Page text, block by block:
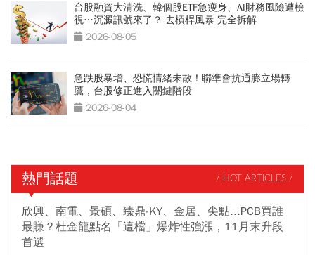
台股融資大清洗、韓個股ETF急瘦身、AI財務風險遭檢
視…沉澱訊號來了？ 去槓桿風暴 完全拆解
2026-08-05
急跌股暴增、恐慌情緒未散！聯準會抗通膨立場轉
鷹，台股修正進入關鍵階段
2026-08-04
熱門話題 / HOT ARTICLES /
欣興、南電、景碩、臻鼎-KY、金居、尖點...PCB買誰
最賺？杜金龍點名「這檔」爆炸性強漲，11月末升段
首選